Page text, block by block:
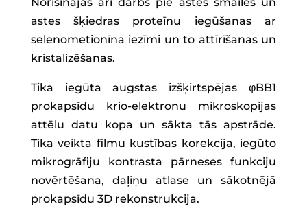
astes šķiedras proteīnu iegūšanas ar
selenometionīna iezīmi un to attīrīšanas un
kristalizēšanas.
Tika iegūta augstas izšķirtspējas φBB1
prokapsīdu krio-elektronu mikroskopijas
attēlu datu kopa un sākta tās apstrāde.
Tika veikta filmu kustības korekcija, iegūto
mikrogrāfiju kontrasta pārneses funkciju
novērtēšana, daļiņu atlase un sākotnējā
prokapsīdu 3D rekonstrukcija.